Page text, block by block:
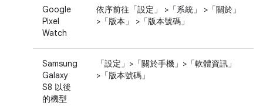
Google
Pixel
Watch
依序前往「設定」 >「系統」
>「關於」
>「版本」
>「版本號碼」
Samsung
Galaxy
S8 以後
的機型
「設定」 >「關於手機」 >「軟體資訊」
>「版本號碼」